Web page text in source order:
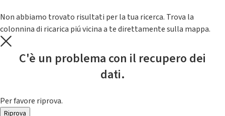
Non abbiamo trovato risultati per la tua ricerca. Trova la
colonnina di ricarica piú vicina a te direttamente sulla mappa.
C'è un problema con il recupero dei
dati.
Per favore riprova.
Riprova